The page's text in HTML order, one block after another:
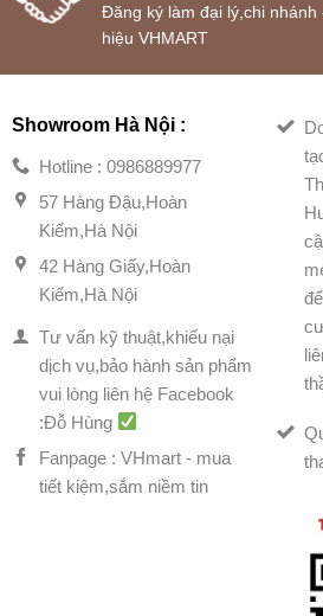
Đăng ký làm đại lý,chi
hiệu VHMART
Showroom Hà Nội :
Hotline : 0986889977
57 Hàng Đậu,Hoàn
Kiếm,Hà Nội
42 Hàng Giấy,Hoàn
Kiếm,Hà Nội
Tư vấn kỹ thuật,khiếu nại
dịch vụ,bảo hành sản phẩm
vui lòng liên hệ Facebook
:Đỗ Hùng
Fanpage : VHmart - mua
tiết kiệm,sắm niềm tin